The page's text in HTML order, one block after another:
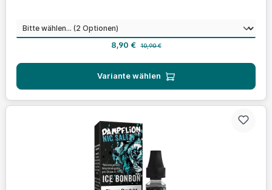
Nikotinstärkeauswählen
Verkaufspreis:
8,90 € Regulärer Preis:
10,90 €
Variante wählen